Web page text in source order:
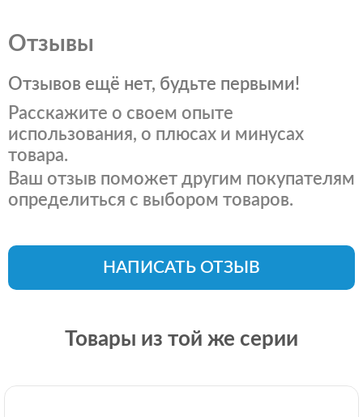
Отзывы
Отзывов ещё нет, будьте первыми!
Расскажите о своем опыте
использования, о плюсах и минусах
товара.
Ваш отзыв поможет другим покупателям
определиться с выбором товаров.
НАПИСАТЬ ОТЗЫВ
Товары из той же серии